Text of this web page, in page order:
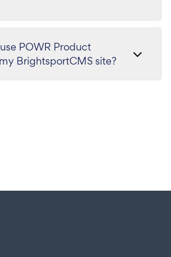
POWR Product
BrightsportCMS site?